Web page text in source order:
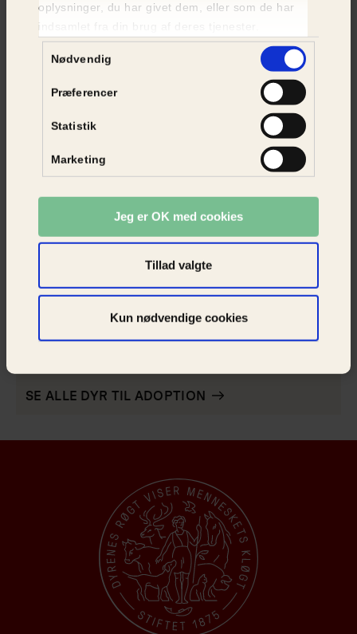
oplysninger, du har givet dem, eller som de har
Nødvendig
Præferencer
Statistik
Marketing
Jeg er OK med cookies
Tillad valgte
Kun nødvendige cookies
Katte til adoption
SE KATTE
SE ALLE DYR TIL ADOPTION